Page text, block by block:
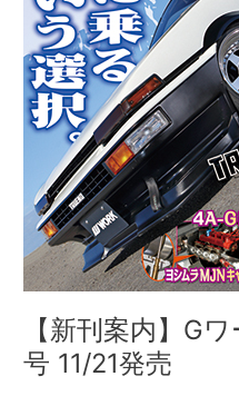
【新刊案内】G
号 11/21発売
ス
2020
年
1
月
11/21
発
売